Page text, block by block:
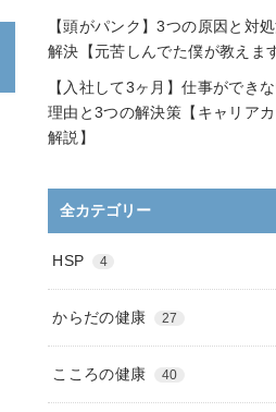
【頭がパンク】3つの原因と対
解決【元苦しんでた僕が教えま
【入社して3ヶ月】仕事ができ
理由と3つの解決策【キャリア
解説】
全カテゴリー
HSP 4
からだの健康 27
こころの健康 40